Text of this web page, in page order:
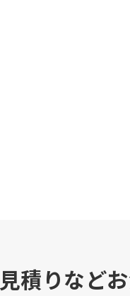
積りなど